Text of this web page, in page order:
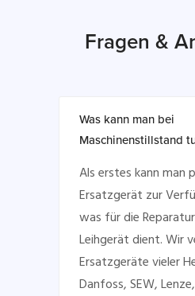
Fragen &
Was kann man bei
Maschinenstillstand
Als erstes kann man
Ersatzgerät zur
was für die
Leihgerät dient. Wir
Ersatzgeräte vieler
Danfoss, SEW,